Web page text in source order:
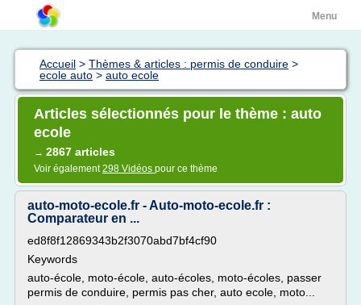
Menu
Accueil > Thèmes & articles : permis de conduire >
ecole auto > auto ecole
Articles sélectionnés pour le thème : auto
ecole
→ 2867 articles
Voir également298 Vidéos pour ce thème
auto-moto-ecole.fr - Auto-moto-ecole.fr :
Comparateur en ...
ed8f8f12869343b2f3070abd7bf4cf90
Keywords
auto-école, moto-école, auto-écoles, moto-écoles, passer
permis de conduire, permis pas cher, auto ecole, moto...